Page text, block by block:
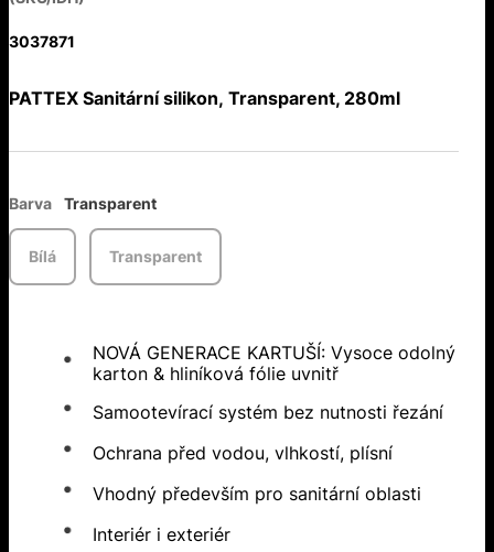
3037871
PATTEX Sanitární silikon, Transparent, 280ml
Barva Transparent
Bílá Transparent
NOVÁ GENERACE KARTUŠÍ: Vysoce odolný
karton & hliníková fólie uvnitř
Samootevírací systém bez nutnosti řezání
Ochrana před vodou, vlhkostí, plísní
Vhodný především pro sanitární oblasti
Interiér i exteriér